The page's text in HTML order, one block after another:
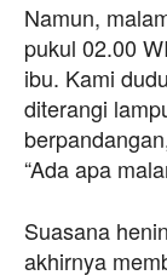
Namun,
pukul 02.00
ibu. Kami
diterangi
“Ada apa
Suasana
akhirnya